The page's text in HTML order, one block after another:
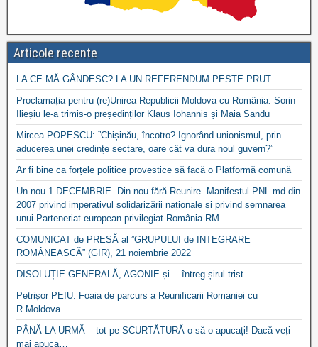
Articole recente
LA CE MĂ GÂNDESC? LA UN REFERENDUM PESTE PRUT…
Proclamația pentru (re)Unirea Republicii Moldova cu România. Sorin
Ilieșiu le-a trimis-o președinților Klaus Iohannis și Maia Sandu
Mircea POPESCU: ”Chișinău, încotro? Ignorând unionismul, prin
aducerea unei credințe sectare, oare cât va dura noul guvern?”
Ar fi bine ca forțele politice provestice să facă o Platformă comună
Un nou 1 DECEMBRIE. Din nou fără Reunire. Manifestul PNL.md din
2007 privind imperativul solidarizării naționale si privind semnarea
unui Parteneriat european privilegiat România-RM
COMUNICAT de PRESĂ al ”GRUPULUI de INTEGRARE
ROMÂNEASCĂ” (GIR), 21 noiembrie 2022
DISOLUȚIE GENERALĂ, AGONIE și… întreg șirul trist…
Petrișor PEIU: Foaia de parcurs a Reunificarii Romaniei cu
R.Moldova
PÂNĂ LA URMĂ – tot pe SCURTĂTURĂ o să o apucați! Dacă veți
mai apuca…